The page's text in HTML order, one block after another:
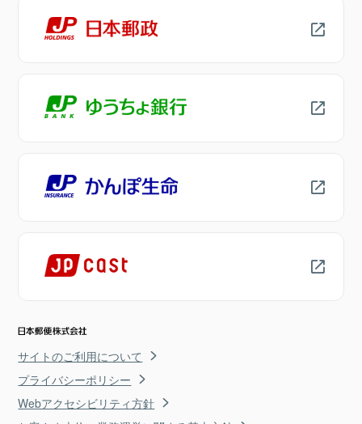
サイトのご利用について
プライバシーポリシー
Webアクセシビリティ方針